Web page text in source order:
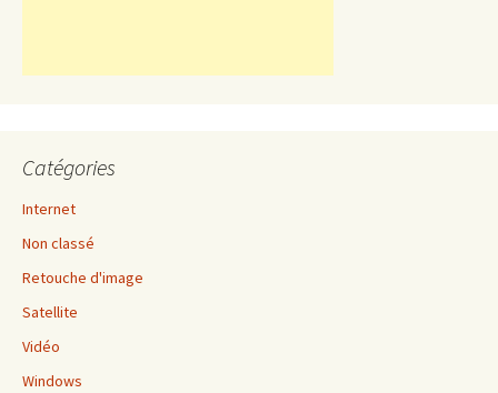
Catégories
Internet
Non classé
Retouche d'image
Satellite
Vidéo
Windows